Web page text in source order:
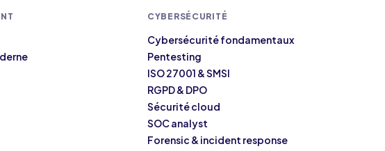
CYBERSÉCURITÉ
Cybersécurité fondamentaux
Pentesting
ISO 27001 & SMSI
RGPD & DPO
Sécurité cloud
SOC analyst
Forensic & incident response